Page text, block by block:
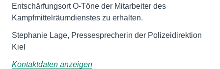
Entschärfungsort O-Töne der Mitarbeiter des
Kampfmittelräumdienstes zu erhalten.
Stephanie Lage, Pressesprecherin der Polizeidirektion
Kiel
Kontaktdaten anzeigen